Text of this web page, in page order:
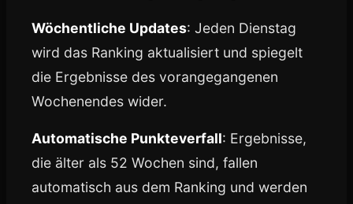
Wöchentliche Updates: Jeden Dienstag
wird das Ranking aktualisiert und spiegelt
die Ergebnisse des vorangegangenen
Wochenendes wider.
Automatische Punkteverfall: Ergebnisse,
die älter als 52 Wochen sind, fallen
automatisch aus dem Ranking und werden